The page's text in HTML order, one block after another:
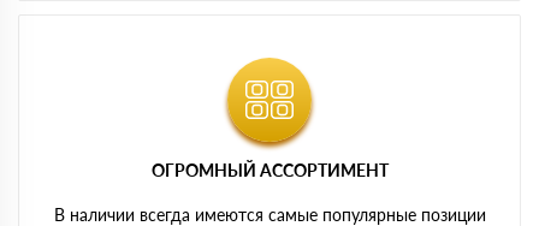
ОГРОМНЫЙ АССОРТИМЕНТ
В наличии всегда имеются самые популярные позиции